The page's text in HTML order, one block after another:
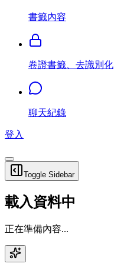
書籤內容
卷證書籤、去識別化
聊天紀錄
登入
Toggle Sidebar
載入資料中
正在準備內容...